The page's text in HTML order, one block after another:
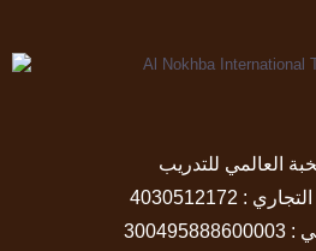
العالمي للتدريب
: 4030512172